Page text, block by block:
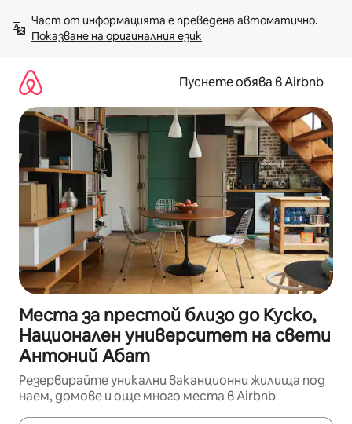
към
съдържанието
Показване на оригиналния език
Пуснете обява в Airbnb
Места за престой близо до Куско,
Национален университет на свети
Антоний Абат
Резервирайте уникални ваканционни жилища под
наем, домове и още много места в Airbnb